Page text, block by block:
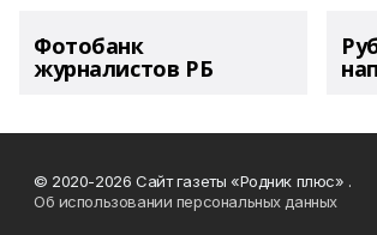
Фотобанк
журналистов РБ
© 2020-2026 Сайт газеты «Родник плюс» .
Об использовании персональных данных